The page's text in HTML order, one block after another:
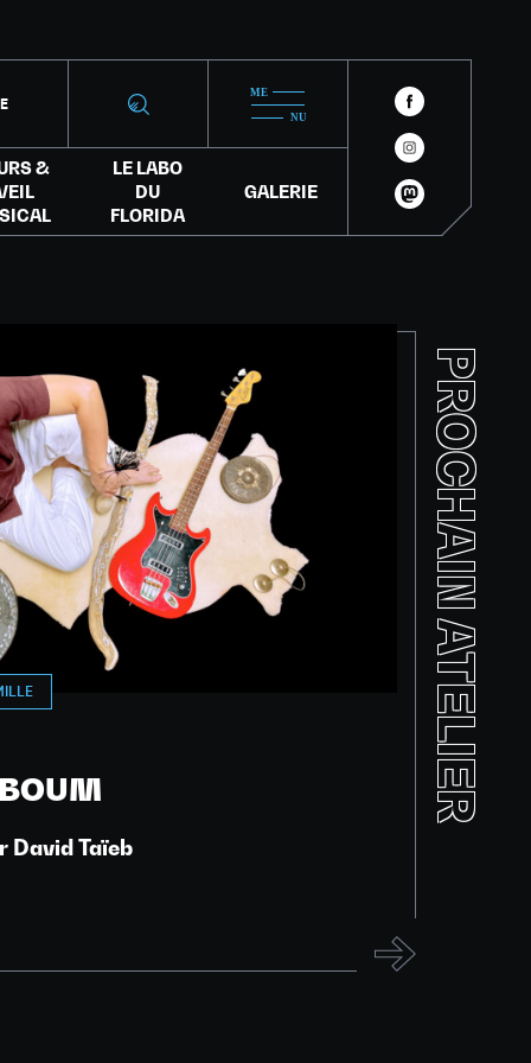
&
LE LABO
DU
FLORIDA
GALERIE
PROCHAIN ATELIER
David Taïeb